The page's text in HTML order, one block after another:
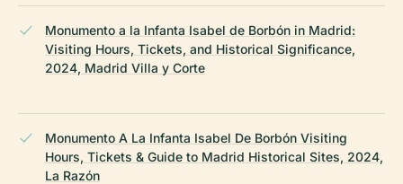
Monumento a la Infanta Isabel de Borbón in Madrid:
Visiting Hours, Tickets, and Historical Significance,
2024, Madrid Villa y Corte
Monumento A La Infanta Isabel De Borbón Visiting
Hours, Tickets & Guide to Madrid Historical Sites, 2024,
La Razón